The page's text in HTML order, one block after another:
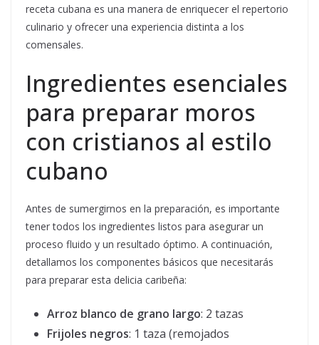
receta cubana es una manera de enriquecer el repertorio
culinario y ofrecer una experiencia distinta a los
comensales.
Ingredientes esenciales
para preparar moros
con cristianos al estilo
cubano
Antes de sumergirnos en la preparación, es importante
tener todos los ingredientes listos para asegurar un
proceso fluido y un resultado óptimo. A continuación,
detallamos los componentes básicos que necesitarás
para preparar esta delicia caribeña:
Arroz blanco de grano largo: 2 tazas
Frijoles negros: 1 taza (remojados